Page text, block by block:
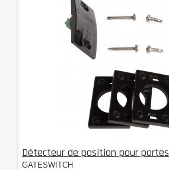
Détecteur de position pour portes
GATESWITCH